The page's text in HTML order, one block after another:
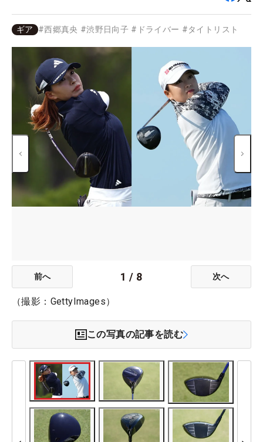
ギア #西郷真央 #渋野日向子 # ドライバー #タイトリスト
前へ 1 / 8 次へ
（撮影：GettyImages）
この写真の記事を読む